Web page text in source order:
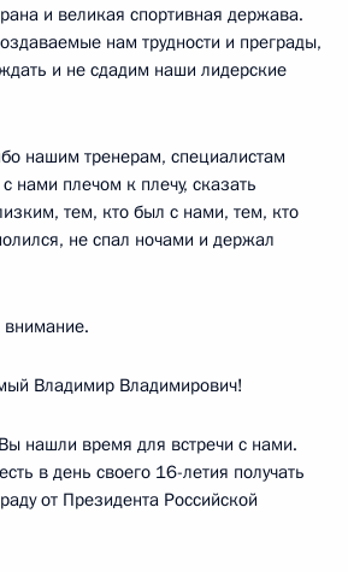
и великая спортивная держава.
нам трудности и преграды,
и не сдадим наши лидерские
нашим тренерам, специалистам
нами плечом к плечу, сказать
тем, кто был с нами, тем, кто
не спал ночами и держал
Владимир Владимирович!
нашли время для встречи с нами.
в день своего 16-летия получать
от Президента Российской